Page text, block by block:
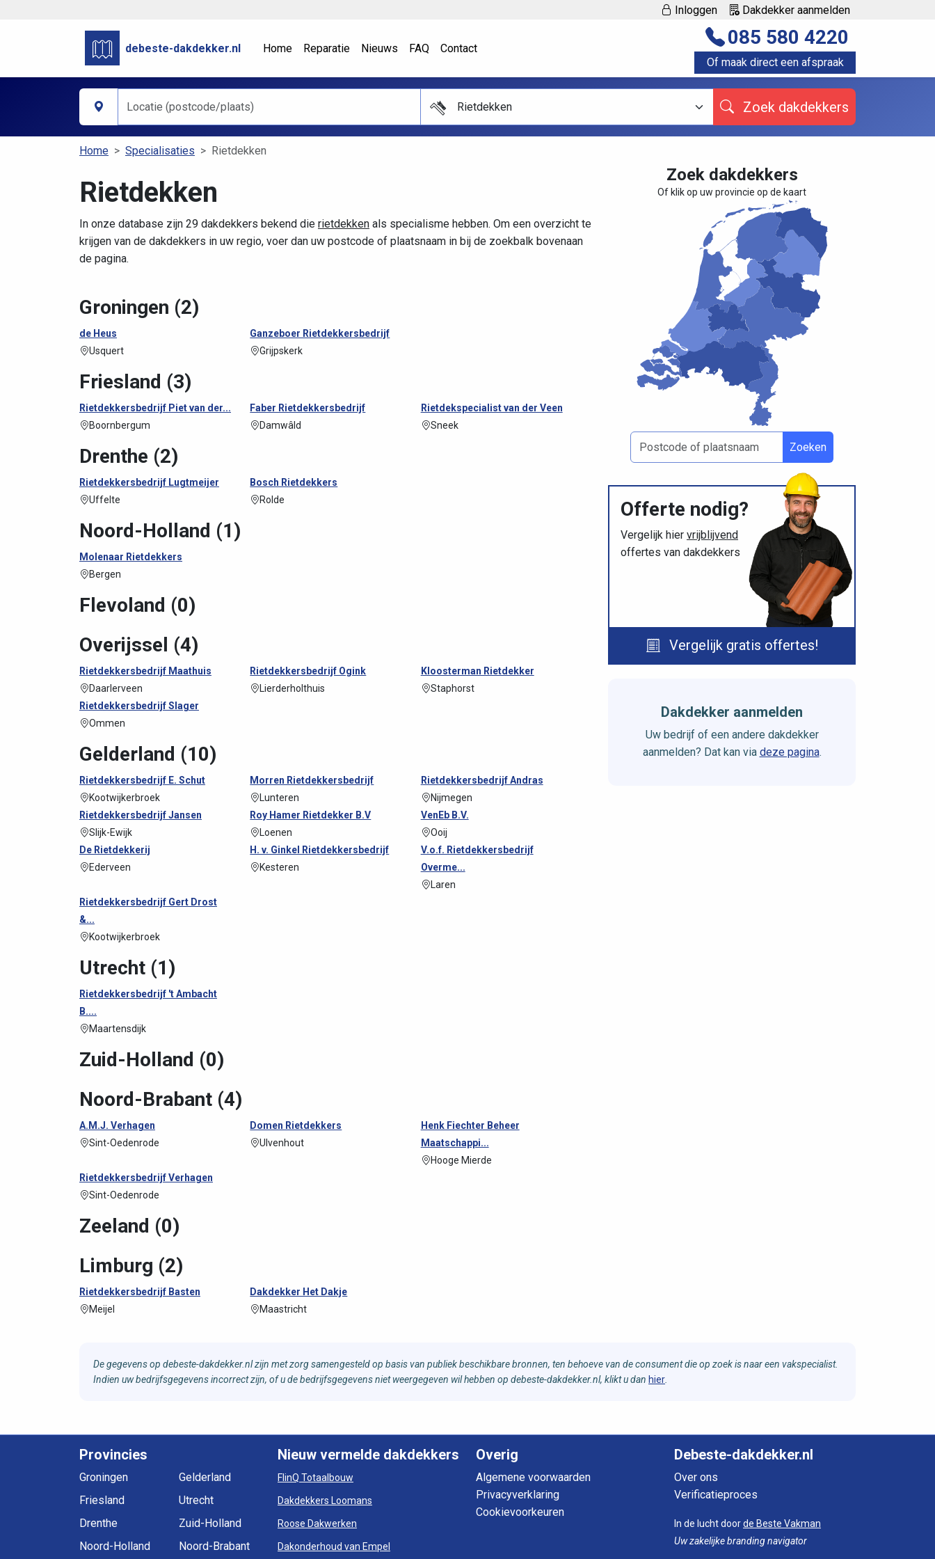
Inloggen Dakdekker aanmelden
debeste-dakdekker.nl Home Reparatie Nieuws FAQ Contact 085 580 4220
Of maak direct een afspraak
Rietdekken Zoek dakdekkers
Home Specialisaties Rietdekken
Rietdekken
In onze database zijn 29 dakdekkers bekend die rietdekken als specialisme hebben. Om een overzicht te
krijgen van de dakdekkers in uw regio, voer dan uw postcode of plaatsnaam in bij de zoekbalk bovenaan
de pagina.
Groningen (2)
de Heus
Usquert
Ganzeboer Rietdekkersbedrijf
Grijpskerk
Friesland (3)
Rietdekkersbedrijf Piet van der...
Boornbergum
Faber Rietdekkersbedrijf
Damwâld
Rietdekspecialist van der Veen
Sneek
Drenthe (2)
Rietdekkersbedrijf Lugtmeijer
Uffelte
Bosch Rietdekkers
Rolde
Noord-Holland (1)
Molenaar Rietdekkers
Bergen
Flevoland (0)
Overijssel (4)
Rietdekkersbedrijf Maathuis
Daarlerveen
Rietdekkersbedrijf Ogink
Lierderholthuis
Kloosterman Rietdekker
Staphorst
Rietdekkersbedrijf Slager
Ommen
Gelderland (10)
Rietdekkersbedrijf E. Schut
Kootwijkerbroek
Morren Rietdekkersbedrijf
Lunteren
Rietdekkersbedrijf Andras
Nijmegen
Rietdekkersbedrijf Jansen
Slijk-Ewijk
Roy Hamer Rietdekker B.V
Loenen
VenEb B.V.
Ooij
De Rietdekkerij
Ederveen
H. v. Ginkel Rietdekkersbedrijf
Kesteren
V.o.f. Rietdekkersbedrijf
Overme...
Laren
Rietdekkersbedrijf Gert Drost
&...
Kootwijkerbroek
Utrecht (1)
Rietdekkersbedrijf 't Ambacht
B....
Maartensdijk
Zuid-Holland (0)
Noord-Brabant (4)
A.M.J. Verhagen
Sint-Oedenrode
Domen Rietdekkers
Ulvenhout
Henk Fiechter Beheer
Maatschappi...
Hooge Mierde
Rietdekkersbedrijf Verhagen
Sint-Oedenrode
Zeeland (0)
Limburg (2)
Rietdekkersbedrijf Basten
Meijel
Dakdekker Het Dakje
Maastricht
Zoek dakdekkers
Of klik op uw provincie op de kaart
Zoeken
Offerte nodig?
Vergelijk hier vrijblijvend
offertes van dakdekkers
Vergelijk gratis offertes!
Dakdekker aanmelden
Uw bedrijf of een andere dakdekker
aanmelden? Dat kan via deze pagina.
De gegevens op debeste-dakdekker.nl zijn met zorg samengesteld op basis van publiek beschikbare bronnen, ten behoeve van de consument die op zoek is naar een vakspecialist.
Indien uw bedrijfsgegevens incorrect zijn, of u de bedrijfsgegevens niet weergegeven wil hebben op debeste-dakdekker.nl, klikt u dan hier
Provincies
Groningen
Friesland
Drenthe
Noord-Holland
Gelderland
Utrecht
Zuid-Holland
Noord-Brabant
Nieuw vermelde dakdekkers
FlinQ Totaalbouw
Dakdekkers Loomans
Roose Dakwerken
Dakonderhoud van Empel
Overig
Algemene voorwaarden
Privacyverklaring
Cookievoorkeuren
Debeste-dakdekker.nl
Over ons
Verificatieproces
In de lucht doorde Beste Vakman
Uw zakelijke branding navigator